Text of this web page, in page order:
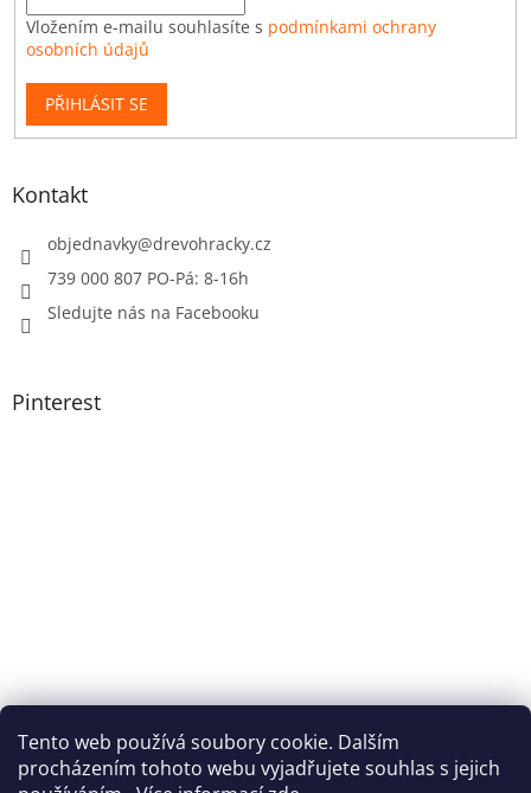
Tento web používá soubory cookie. Dalším
procházením tohoto webu vyjadřujete souhlas s jejich
Vložením e-mailu souhlasíte s podmínkami ochrany
osobních údajů
PŘIHLÁSIT SE
Kontakt
objednavky@drevohracky.cz
739 000 807 PO-Pá: 8-16h
Sledujte nás na Facebooku
Pinterest